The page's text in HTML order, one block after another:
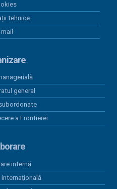
finalizate prin
peste 5.000 euro
2026 - versiunea 01
2026 - versiunea 04
tehnice
mail
general
a Frontierei
internă